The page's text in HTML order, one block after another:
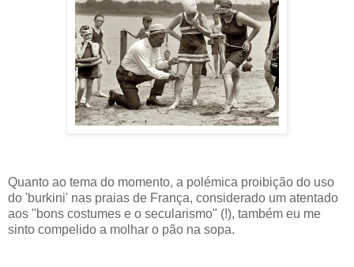
Quanto ao tema do momento, a polémica proibição do uso
do 'burkini' nas praias de França, considerado um atentado
aos "bons costumes e o secularismo" (!), também eu me
sinto compelido a molhar o pão na sopa.